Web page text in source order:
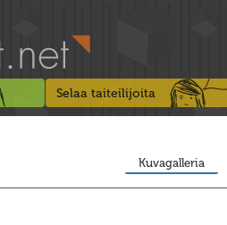
Selaa taiteilijoita
Kuvagalleria